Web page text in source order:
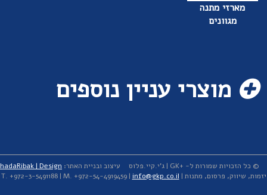
מארזי מתנה
מגוונים
מוצרי עניין נוספים
עיצוב ובניית האתר: hadaRibak | Design
© כל הזכויות שמורות ל- +GK | ג'י.קיי.פלוס
יזמות, שיווק, פרסום, מתנות | T. +972-3-5491188 | M. +972-54-4919459 | info@gkp.co.il